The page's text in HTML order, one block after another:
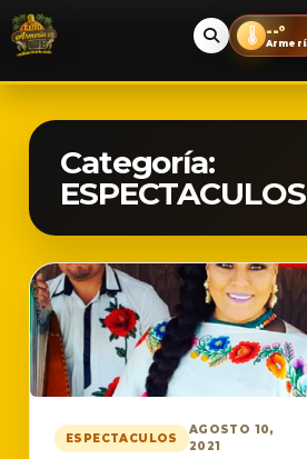
🌡️ --°
Categoría:
ESPECTACULOS
ESPECTACULOS
AGOSTO 10,
2021